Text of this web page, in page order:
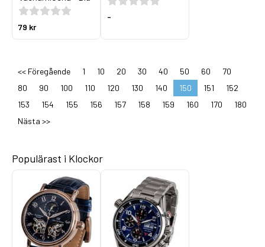
79 kr
-
<< Föregående 1 10 20 30 40 50 60
70
80
90 100 110 120 130 140 150 151
152
153
154 155 156 157 158 159 160 170
180
Nästa >>
Populärast i Klockor